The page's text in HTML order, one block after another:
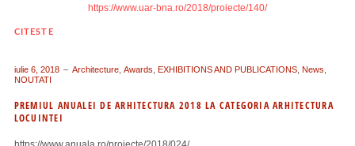
https://www.uar-bna.ro/2018/proiecte/140/
CITESTE
iulie 6, 2018 Architecture, Awards EXHIBITIONS AND PUBLICATIONS, News
NOUTATI
PREMIUL ANUALEI DE ARHITECTURA 2018 LA CATEGORIA ARHITECTURA
LOCUINTEI